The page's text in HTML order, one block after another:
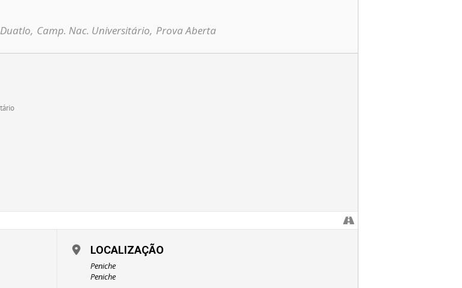
Camp. Nac. Universitário, Prova Aberta
LOCALIZAÇÃO
Peniche
Peniche